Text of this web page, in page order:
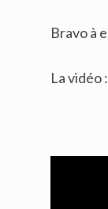
Bravo à
La vidéo :